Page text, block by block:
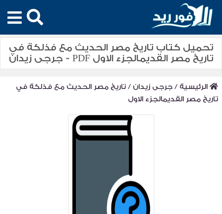
تحميل كتاب تاريخ مصر الحديث مع فذلكة في
تاريخ مصر القديمالجزء الاول PDF - جرجى زيدان
الرئيسية /جرجى زيدان /تاريخ مصر الحديث مع فذلكة في
تاريخ مصر القديمالجزء الاول